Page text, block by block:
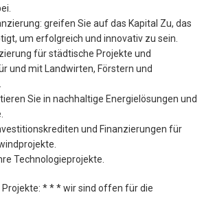
greifen Sie auf das Kapital Zu, das
um erfolgreich und innovativ zu sein.
für städtische Projekte und
und mit Landwirten, Förstern und
Sie in nachhaltige Energielösungen und
und Finanzierungen für
Technologieprojekte.
* * * wir sind offen für die